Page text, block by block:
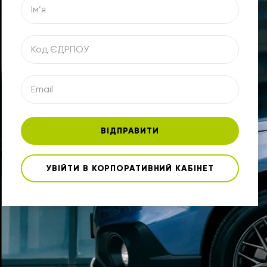
ВІДПРАВИТИ
УВІЙТИ В КОРПОРАТИВНИЙ КАБІНЕТ